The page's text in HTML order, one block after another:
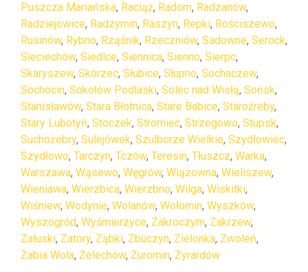
Puszcza Mariańska, Raciąż, Radom, Radzanów,
Radziejowice, Radzymin, Raszyn, Repki, Rościszewo,
Rusinów, Rybno, Rząśnik, Rzeczniów, Sadowne, Serock,
Sieciechów, Siedlce, Siennica, Sienno, Sierpc,
Skaryszew, Skórzec, Słubice, Słupno, Sochaczew,
Sochocin, Sokołów Podlaski, Solec nad Wisłą, Sońsk,
Stanisławów, Stara Błotnica, Stare Babice, Staroźreby,
Stary Lubotyń, Stoczek, Stromiec, Strzegowo, Stupsk,
Suchożebry, Sulejówek, Szulborze Wielkie, Szydłowiec,
Szydłowo, Tarczyn, Tczów, Teresin, Tłuszcz, Warka,
Warszawa, Wąsewo, Węgrów, Wiązowna, Wieliszew,
Wieniawa, Wierzbica, Wierzbno, Wilga, Wiskitki,
Wiśniew, Wodynie, Wolanów, Wołomin, Wyszków,
Wyszogród, Wyśmierzyce, Zakroczym, Zakrzew,
Załuski, Zatory, Ząbki, Zbuczyn, Zielonka, Zwoleń,
Żabia Wola, Żelechów, Żuromin, Żyrardów